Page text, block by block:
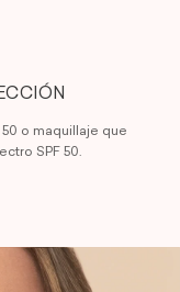
o maquillaje que
SPF 50.